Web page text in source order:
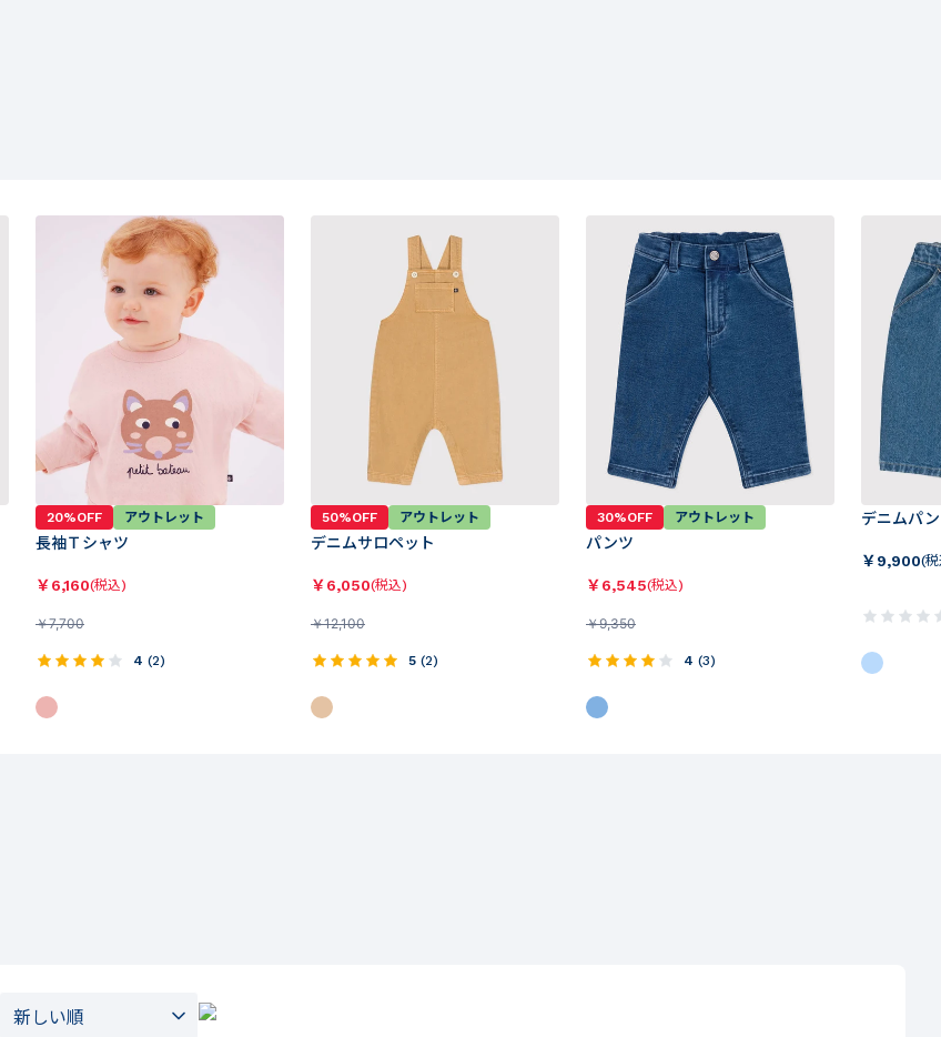
20%OFF アウトレット
長袖Ｔシャツ
￥6,160(税込)
￥7,700
4 (2)
50%OFF アウトレット
デニムサロペット
￥6,050(税込)
￥12,100
5 (2)
30%OFF アウトレット
パンツ
￥6,545(税込)
￥9,350
4 (3)
デニムパ
￥9,900(